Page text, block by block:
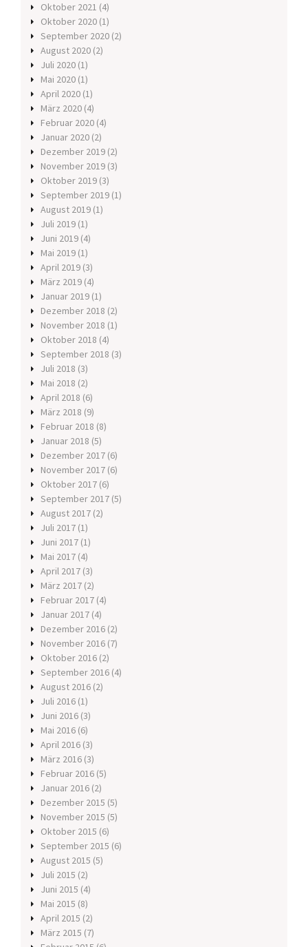
Oktober 2021 (4)
Oktober 2020 (1)
September 2020 (2)
August 2020 (2)
Juli 2020 (1)
Mai 2020 (1)
April 2020 (1)
März 2020 (4)
Februar 2020 (4)
Januar 2020 (2)
Dezember 2019 (2)
November 2019 (3)
Oktober 2019 (3)
September 2019 (1)
August 2019 (1)
Juli 2019 (1)
Juni 2019 (4)
Mai 2019 (1)
April 2019 (3)
März 2019 (4)
Januar 2019 (1)
Dezember 2018 (2)
November 2018 (1)
Oktober 2018 (4)
September 2018 (3)
Juli 2018 (3)
Mai 2018 (2)
April 2018 (6)
März 2018 (9)
Februar 2018 (8)
Januar 2018 (5)
Dezember 2017 (6)
November 2017 (6)
Oktober 2017 (6)
September 2017 (5)
August 2017 (2)
Juli 2017 (1)
Juni 2017 (1)
Mai 2017 (4)
April 2017 (3)
März 2017 (2)
Februar 2017 (4)
Januar 2017 (4)
Dezember 2016 (2)
November 2016 (7)
Oktober 2016 (2)
September 2016 (4)
August 2016 (2)
Juli 2016 (1)
Juni 2016 (3)
Mai 2016 (6)
April 2016 (3)
März 2016 (3)
Februar 2016 (5)
Januar 2016 (2)
Dezember 2015 (5)
November 2015 (5)
Oktober 2015 (6)
September 2015 (6)
August 2015 (5)
Juli 2015 (2)
Juni 2015 (4)
Mai 2015 (8)
April 2015 (2)
März 2015 (7)